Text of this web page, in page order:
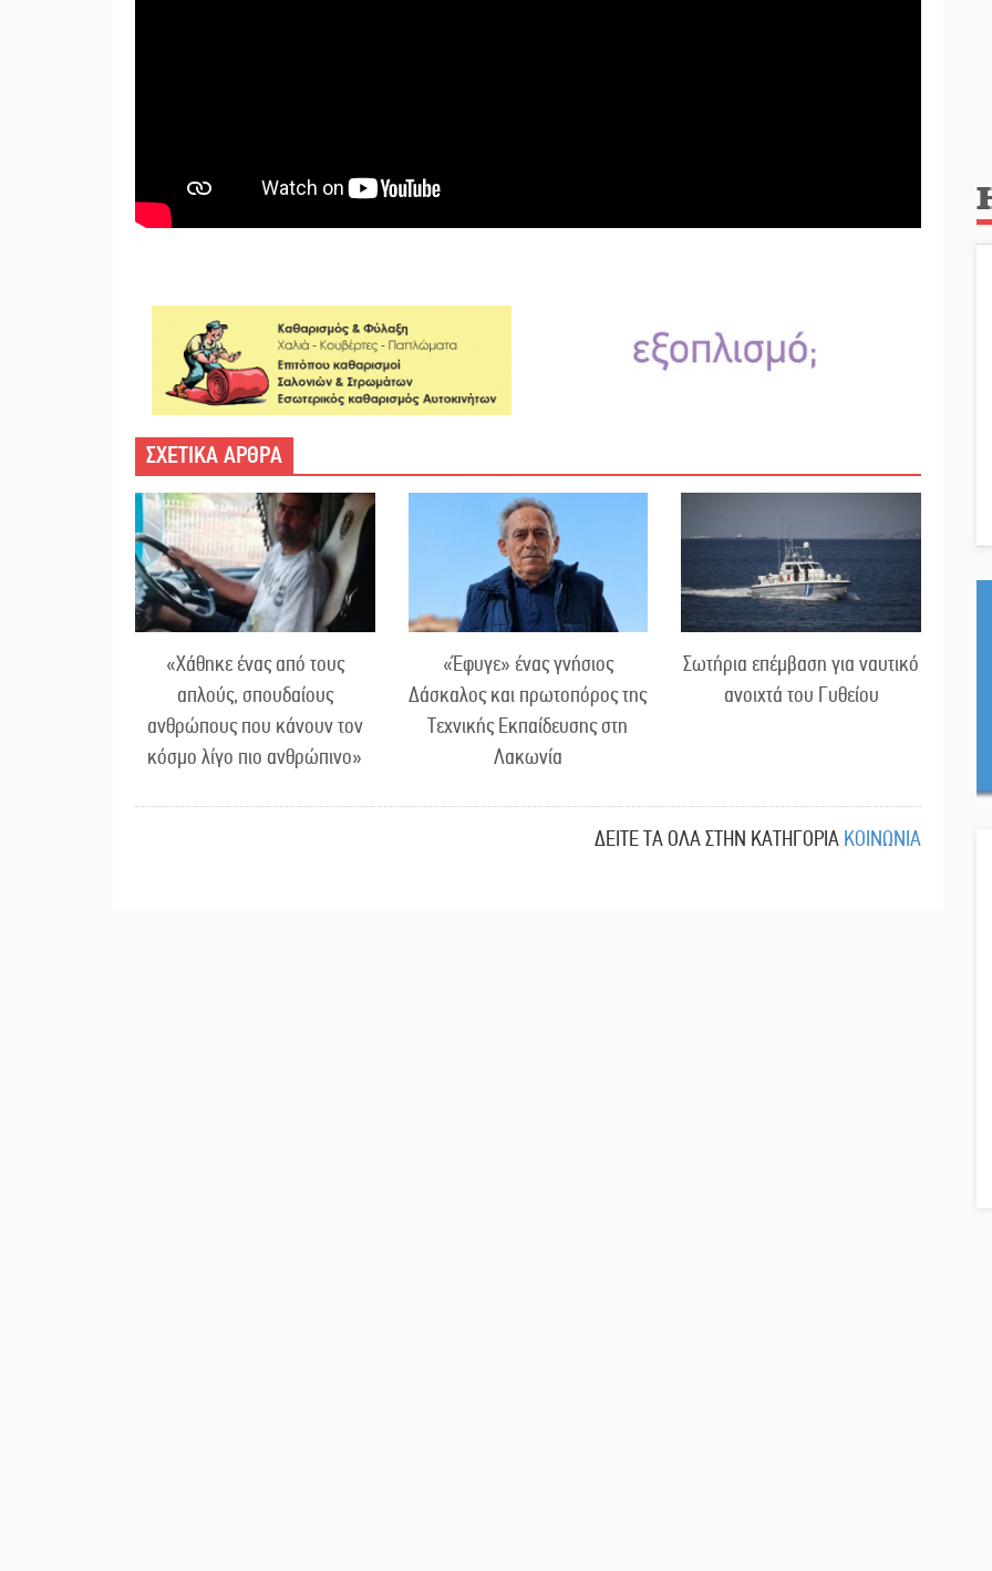
ΣΧΕΤΙΚΑ ΑΡΘΡΑ
«Χάθηκε ένας από τους
απλούς, σπουδαίους
ανθρώπους που κάνουν τον
κόσμο λίγο πιο ανθρώπινο»
«Έφυγε» ένας γνήσιος
Δάσκαλος και πρωτοπόρος της
Τεχνικής Εκπαίδευσης στη
Λακωνία
Σωτήρια επέμβαση για ναυτικό
ανοιχτά του Γυθείου
ΔΕΙΤΕ ΤΑ ΟΛΑ ΣΤΗΝ ΚΑΤΗΓΟΡΙΑ ΚΟΙΝΩΝΙΑ